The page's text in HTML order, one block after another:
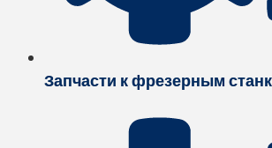
Запчасти к фрезерным